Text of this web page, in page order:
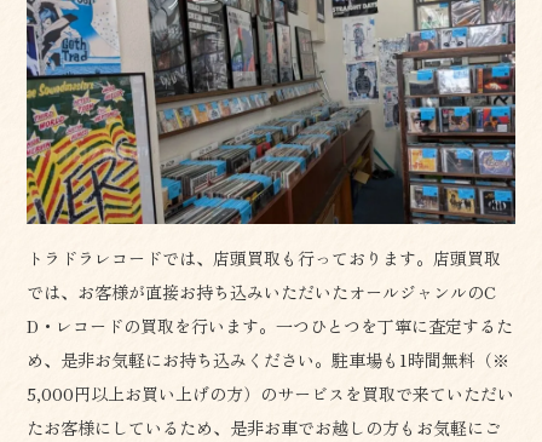
トラドラレコードでは、店頭買取も行っております。店頭買取
では、お客様が直接お持ち込みいただいたオールジャンルのC
D・レコードの買取を行います。一つひとつを丁寧に査定するた
め、是非お気軽にお持ち込みください。駐車場も1時間無料（※
5,000円以上お買い上げの方）のサービスを買取で来ていただい
たお客様にしているため、是非お車でお越しの方もお気軽にご